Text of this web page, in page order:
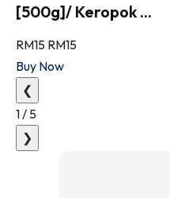
[500g]/ Keropok ...
RM15 RM15
Buy Now
❮
1 / 5
❯